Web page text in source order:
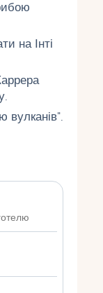
на Інті
вулканів".